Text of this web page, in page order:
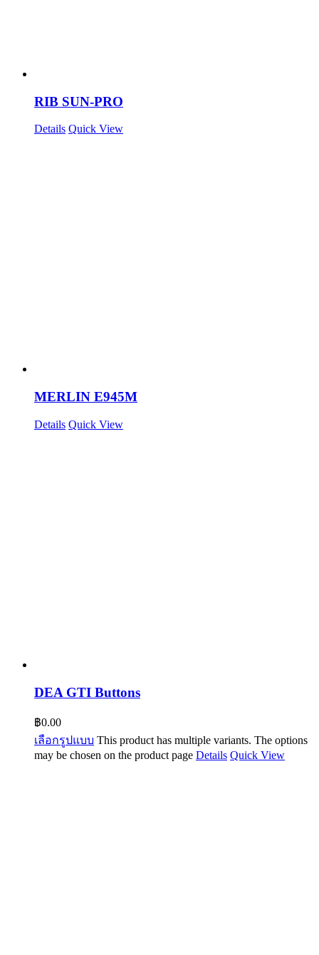
RIB SUN-PRO
Details Quick View
MERLIN E945M
Details Quick View
DEA GTI Buttons
฿0.00
เลือกรูปแบบ This product has multiple variants. The options
may be chosen on the product page Details Quick View